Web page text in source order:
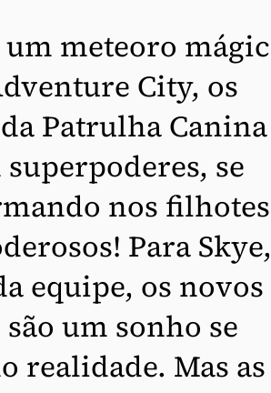
um meteoro
City, os
Patrulha Canina
se
nos filhotes
Para
equipe, os novos
um sonho se
realidade. Mas as